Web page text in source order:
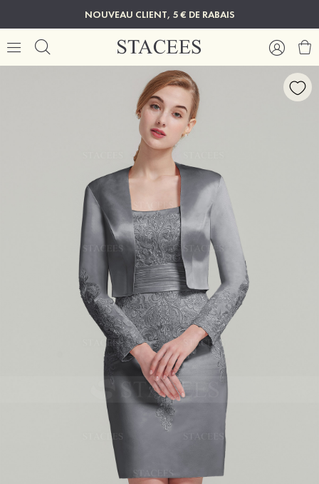
NOUVEAU CLIENT, 5 € DE RABAIS